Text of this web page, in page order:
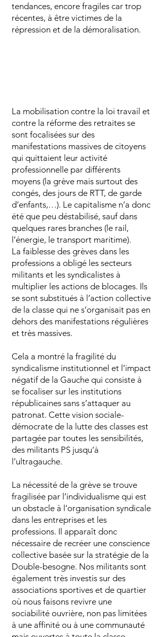
tendances, encore fragiles car trop
récentes, à être victimes de la
répression et de la démoralisation.
La mobilisation contre la loi travail et
contre la réforme des retraites se
sont focalisées sur des
manifestations massives de citoyens
qui quittaient leur activité
professionnelle par différents
moyens (la grève mais surtout des
congés, des jours de RTT, de garde
d’enfants,…). Le capitalisme n’a donc
été que peu déstabilisé, sauf dans
quelques rares branches (le rail,
l’énergie, le transport maritime).
La faiblesse des grèves dans les
professions a obligé les secteurs
militants et les syndicalistes à
multiplier les actions de blocages. Ils
se sont substitués à l’action collective
de la classe qui ne s’organisait pas en
dehors des manifestations régulières
et très massives.
Cela a montré la fragilité du
syndicalisme institutionnel et l’impact
négatif de la Gauche qui consiste à
se focaliser sur les institutions
républicaines sans s’attaquer au
patronat. Cette vision sociale-
démocrate de la lutte des classes est
partagée par toutes les sensibilités,
des militants PS jusqu’à
l’ultragauche.
La nécessité de la grève se trouve
fragilisée par l’individualisme qui est
un obstacle à l’organisation syndicale
dans les entreprises et les
professions. Il apparaît donc
nécessaire de recréer une conscience
collective basée sur la stratégie de la
Double-besogne. Nos militants sont
également très investis sur des
associations sportives et de quartier
où nous faisons revivre une
sociabilité ouvrière, non pas limitées
à une affinité ou à une communauté